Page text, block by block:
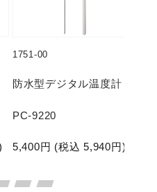
1751-00
防水型デジタル温度計
PC-9220
5,400円 (税込 5,940円)